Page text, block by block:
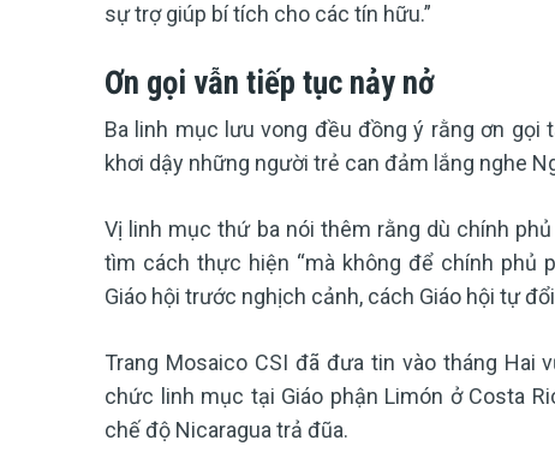
sự trợ giúp bí tích cho các tín hữu.”
Ơn gọi vẫn tiếp tục nảy nở
Ba linh mục lưu vong đều đồng ý rằng ơn gọi
khơi dậy những người trẻ can đảm lắng nghe
Vị linh mục thứ ba nói thêm rằng dù chính
tìm cách thực hiện “mà không để chính phủ
Giáo hội trước nghịch cảnh, cách Giáo hội tự
Trang Mosaico CSI đã đưa tin vào tháng Hai
chức linh mục tại Giáo phận Limón ở Costa
chế độ Nicaragua trả đũa.